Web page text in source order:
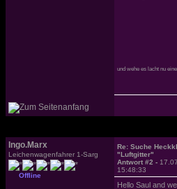
und wehe es lacht nu
Ingo.Marx
Leichenwagenfahrer 1-Sarg
Offline
Re: Suche
"Luftgitter"
Antwort #2 -
15:48:33
Hello Saul and